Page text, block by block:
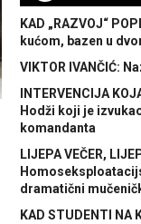
KAD „RAZVOJ“
kućom, bazen u
VIKTOR IVANČIĆ:
INTERVENCIJA
Hodži koji je
komandanta
LIJEPA VEČER,
dramatični
KAD STUDENTI NA